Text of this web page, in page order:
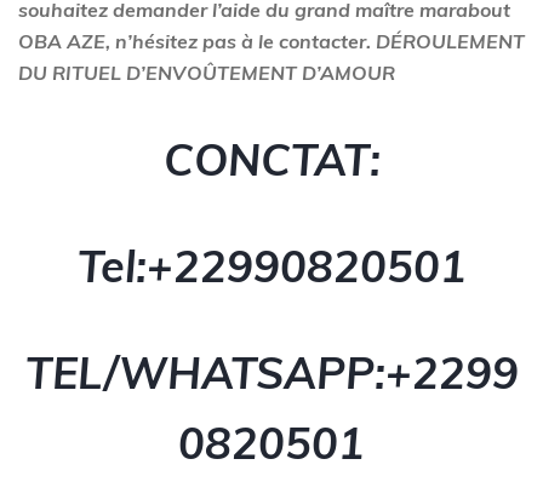
souhaitez demander l’aide du grand maître marabout
OBA AZE, n’hésitez pas à le contacter. DÉROULEMENT
DU RITUEL D’ENVOÛTEMENT D’AMOUR
CONCTAT:
Tel:+22990820501
TEL/WHATSAPP:+2299
0820501